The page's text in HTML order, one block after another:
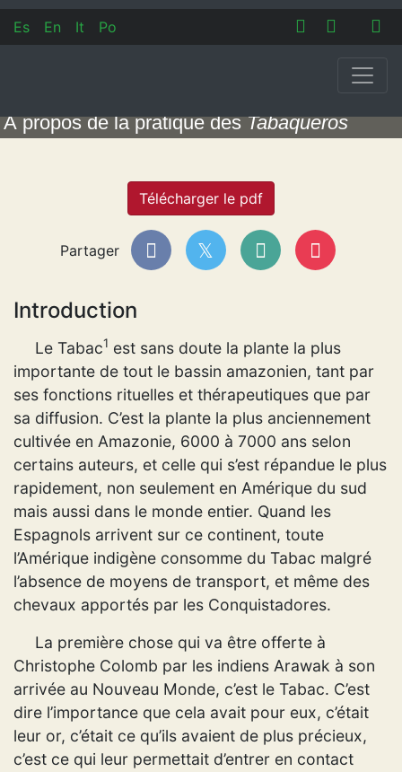
Es En It Po
À propos de la pratique desTabaqueros
Télécharger le pdf
Partager
Introduction
Le Tabac1 est sans doute la plante la plus
importante de tout le bassin amazonien, tant par
ses fonctions rituelles et thérapeutiques que par
sa diffusion. C’est la plante la plus anciennement
cultivée en Amazonie, 6000 à 7000 ans selon
certains auteurs, et celle qui s’est répandue le plus
rapidement, non seulement en Amérique du sud
mais aussi dans le monde entier. Quand les
Espagnols arrivent sur ce continent, toute
l’Amérique indigène consomme du Tabac malgré
l’absence de moyens de transport, et même des
chevaux apportés par les Conquistadores.
La première chose qui va être offerte à
Christophe Colomb par les indiens Arawak à son
arrivée au Nouveau Monde, c’est le Tabac. C’est
dire l’importance que cela avait pour eux, c’était
leur or, c’était ce qu’ils avaient de plus précieux,
c’est ce qui leur permettait d’entrer en contact